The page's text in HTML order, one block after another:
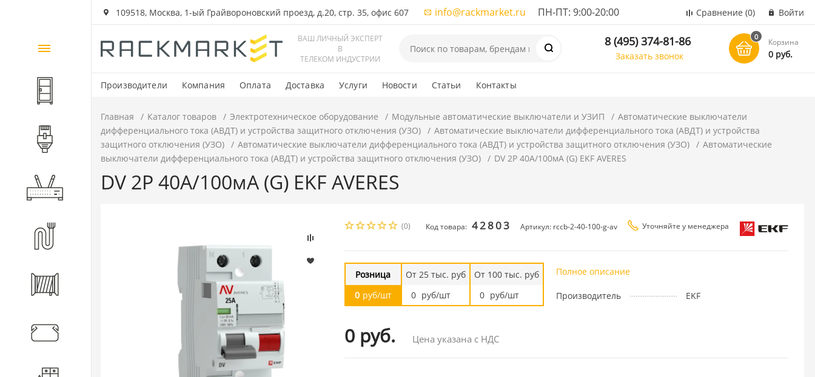
109518, Москва, 1-ый Грайвороновский проезд, д.20, стр. 35, офис 607 info@rackmarket.ru ПН-ПТ: 9:00-20:00 Сравнение (0) Войти
ВАШ ЛИЧНЫЙ ЭКСПЕРТ
В
ТЕЛЕКОМ ИНДУСТРИИ
8 (495) 374-81-86
Заказать звонок
0
Корзина
0 руб.
Производители Компания Оплата Доставка Услуги Новости Статьи Контакты
Каталог
товаров
Шкафы и стойки
Компоненты СКС
Активное оборудование
Главная Каталог товаров Электротехническое оборудование Модульные автоматические выключатели и УЗИП
Автоматические выключатели
дифференциального тока (АВДТ) и устройства защитного отключения (УЗО)
Автоматические выключатели дифференциального тока (АВДТ) и устройства
защитного отключения (УЗО)
Автоматические выключатели дифференциального тока (АВДТ) и устройства защитного отключения (УЗО)
Автоматические
выключатели дифференциального тока (АВДТ) и устройства защитного отключения (УЗО)
DV 2P 40А/100мА (G) EKF AVERES
DV 2P 40А/100мА (G) EKF AVERES
(0) Код товара: 42803 Артикул: rccb-2-40-100-g-av Уточняйте у менеджера
Розница
0 руб/шт
От 25 тыс. руб
0 руб/шт
От 100 тыс. руб
0 руб/шт
0 руб. Цена указана с НДС
Полное описание
Производитель EKF